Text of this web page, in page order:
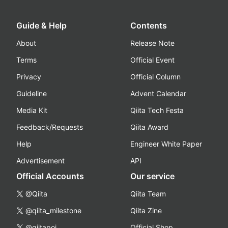
Guide & Help
About
Terms
Privacy
Guideline
Media Kit
Feedback/Requests
Help
Advertisement
Contents
Release Note
Official Event
Official Column
Advent Calendar
Qiita Tech Festa
Qiita Award
Engineer White Paper
API
Official Accounts
@Qiita
@qiita_milestone
Our service
Qiita Team
Qiita Zine